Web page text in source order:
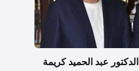
عبد الحميد كريمة